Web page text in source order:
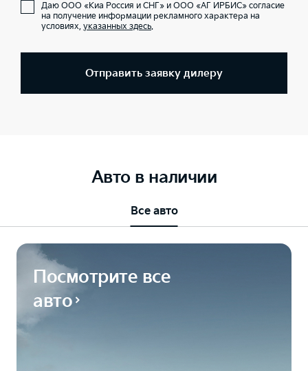
Даю ООО «Киа Россия и СНГ» и ООО «АГ ИРБИС» согласие
на получение информации рекламного характера на
условиях, указанных здесь.
Отправить заявку дилеру
Авто в наличии
Все авто
Посмотрите все
авто